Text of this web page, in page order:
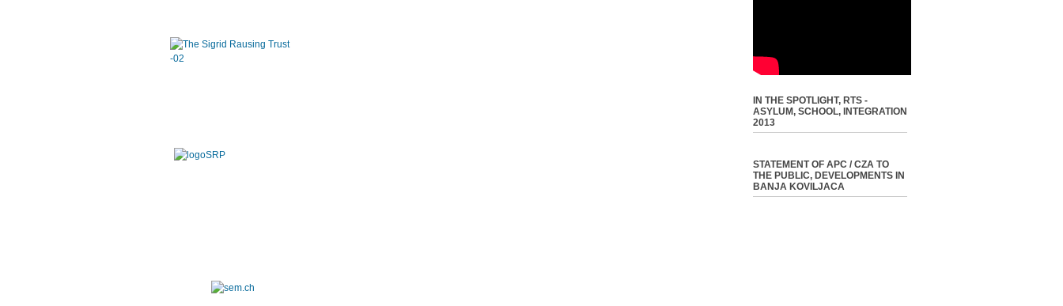
IN THE SPOTLIGHT, RTS -
ASYLUM, SCHOOL, INTEGRATION
2013
STATEMENT OF APC / CZA TO
THE PUBLIC, DEVELOPMENTS IN
BANJA KOVILJACA